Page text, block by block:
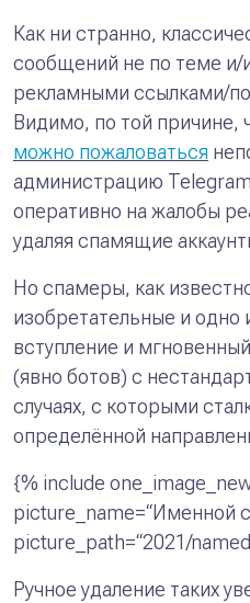
Как ни странно,
сообщений не по теме и/
рекламными ссылками/
Видимо, по той причине,
можно пожаловаться
администрацию
оперативно на жалобы
удаляя спамящие
Но спамеры, как
изобретательные и одно
вступление и
(явно ботов) с
случаях, с которыми
определённой
{% include
picture_name=“Именной
picture_path=“2021/
Ручное удаление таких